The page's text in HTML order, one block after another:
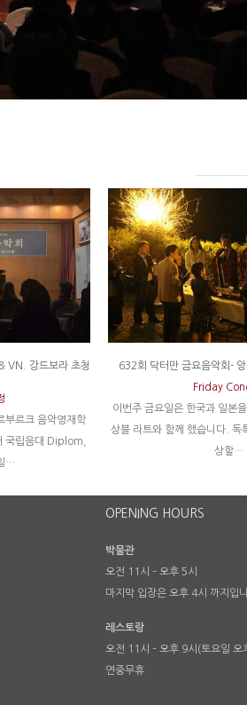
VN. 강드보라 초청
부르크 음악영재학
국립음대 Diplom,
…
632회 닥터만 금요음악회-
Friday
이번주 금요일은 한국과 일본
상블 라트와 함께 했습니다. 독
상할…
OPENING HOURS
박물관
오전 11시 – 오후 5시
마지막 입장은 오후 4시 까지입
레스토랑
오전 11시 – 오후 9시(토요일 오
연중무휴